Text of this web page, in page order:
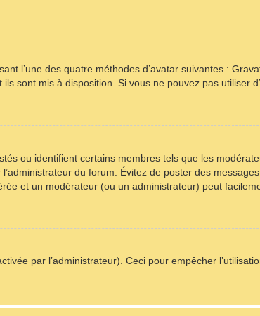
l’une des quatre méthodes d’avatar suivantes :
sont mis à disposition. Si vous ne pouvez pas utiliser
ou identifient certains membres tels que les
du forum. Évitez de poster des
et un modérateur (ou un administrateur) peut
par l’administrateur). Ceci pour empêcher